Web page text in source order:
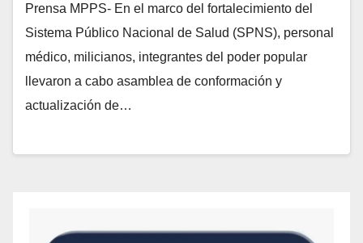
Prensa MPPS- En el marco del fortalecimiento del
Sistema Público Nacional de Salud (SPNS), personal
médico, milicianos, integrantes del poder popular
llevaron a cabo asamblea de conformación y
actualización de…